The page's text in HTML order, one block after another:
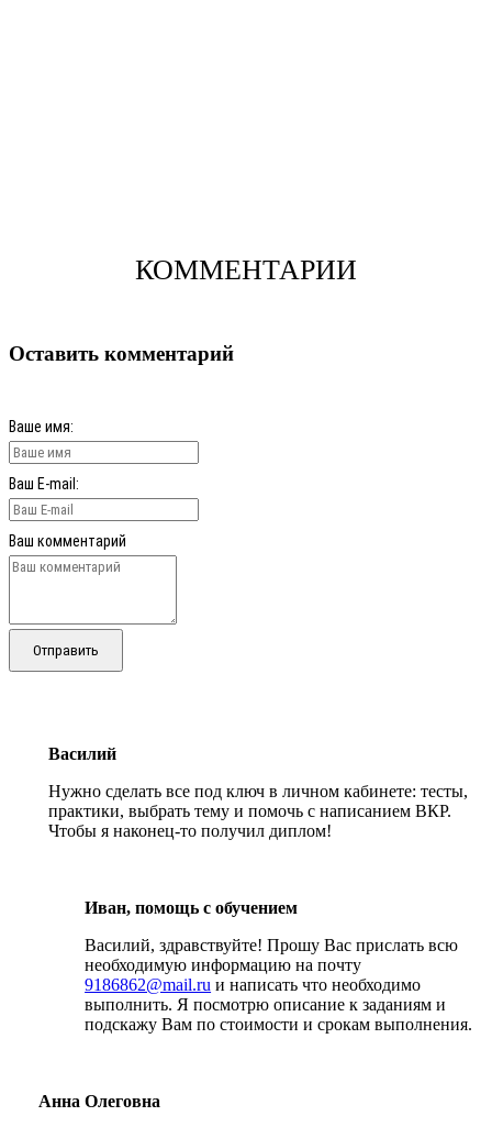
КОММЕНТАРИИ
Оставить комментарий
Ваше имя:
Ваш E-mail:
Ваш комментарий
Отправить
Василий
Нужно сделать все под ключ в личном кабинете: тесты,
практики, выбрать тему и помочь с написанием ВКР.
Чтобы я наконец-то получил диплом!
Иван, помощь с обучением
Василий, здравствуйте! Прошу Вас прислать всю
необходимую информацию на почту
9186862@mail.ru и написать что необходимо
выполнить. Я посмотрю описание к заданиям и
подскажу Вам по стоимости и срокам выполнения.
Анна Олеговна